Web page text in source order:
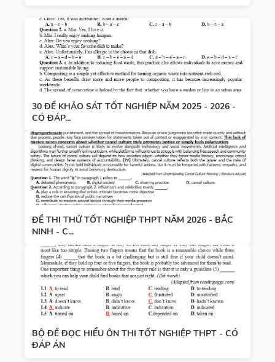
30 ĐỀ KHẢO SÁT TỐT NGHIỆP NĂM 2025 - 2026 -
CÓ ĐÁP...
ĐỀ THI THỬ TỐT NGHIỆP THPT NĂM 2026 - BẮC
NINH - C...
BỘ ĐỀ ĐỌC HIỂU ÔN THI TỐT NGHIỆP THPT - CÓ
ĐÁP ÁN